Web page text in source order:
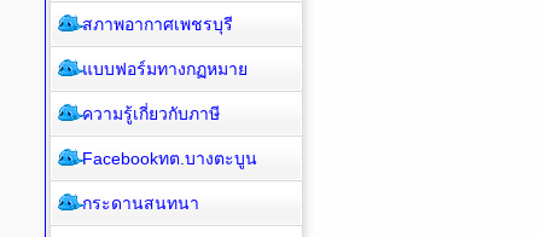
สภาพอากาศเพชรบุรี
แบบฟอร์มทางกฏหมาย
ความรู้เกี่ยวกับภาษี
Facebookทต.บางตะบูน
กระดานสนทนา